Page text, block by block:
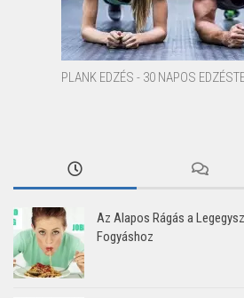
PLANK EDZÉS - 30 NAPOS
Az Alapos Rágás a
Fogyáshoz